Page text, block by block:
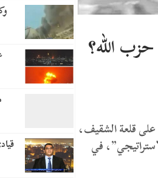
الله؟
قلعة الشقيف،
في